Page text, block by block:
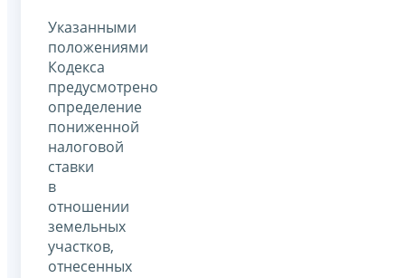
Указанными
положениями
Кодекса
предусмотрено
определение
пониженной
налоговой
ставки
в
отношении
земельных
участков,
отнесенных